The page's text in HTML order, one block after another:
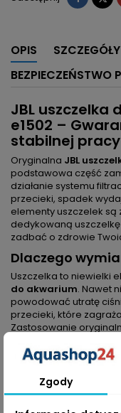
OPIS
BEZPIECZEŃSTWO
JBL uszczelka
e1502 –
stabilnej
Oryginalna JBL
podstawowa część
działanie systemu
przecieki, spadek
elementy uszczelek
dedykowaną
zadbać o zdrowie
Dlaczego
Uszczelka to niewielki
do akwarium. Nawet
powodować utratę
przecieki, które
Zastosowanie
działania.
Najważniejsze
Przywraca
Zgody